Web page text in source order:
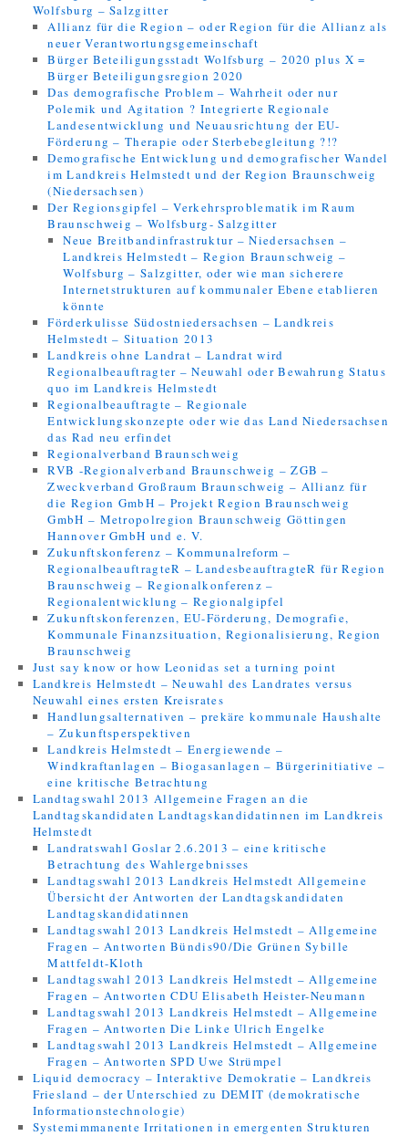
Wolfsburg – Salzgitter
Allianz für die Region – oder Region für die Allianz als
neuer Verantwortungsgemeinschaft
Bürger Beteiligungsstadt Wolfsburg – 2020 plus X =
Bürger Beteiligungsregion 2020
Das demografische Problem – Wahrheit oder nur
Polemik und Agitation ? Integrierte Regionale
Landesentwicklung und Neuausrichtung der EU-
Förderung – Therapie oder Sterbebegleitung ?!?
Demografische Entwicklung und demografischer Wandel
im Landkreis Helmstedt und der Region Braunschweig
(Niedersachsen)
Der Regionsgipfel – Verkehrsproblematik im Raum
Braunschweig – Wolfsburg- Salzgitter
Neue Breitbandinfrastruktur – Niedersachsen –
Landkreis Helmstedt – Region Braunschweig –
Wolfsburg – Salzgitter, oder wie man sicherere
Internetstrukturen auf kommunaler Ebene etablieren
könnte
Förderkulisse Südostniedersachsen – Landkreis
Helmstedt – Situation 2013
Landkreis ohne Landrat – Landrat wird
Regionalbeauftragter – Neuwahl oder Bewahrung Status
quo im Landkreis Helmstedt
Regionalbeauftragte – Regionale
Entwicklungskonzepte oder wie das Land Niedersachsen
das Rad neu erfindet
Regionalverband Braunschweig
RVB -Regionalverband Braunschweig – ZGB –
Zweckverband Großraum Braunschweig – Allianz für
die Region GmbH – Projekt Region Braunschweig
GmbH – Metropolregion Braunschweig Göttingen
Hannover GmbH und e. V.
Zukunftskonferenz – Kommunalreform –
RegionalbeauftragteR – LandesbeauftragteR für Region
Braunschweig – Regionalkonferenz –
Regionalentwicklung – Regionalgipfel
Zukunftskonferenzen, EU-Förderung, Demografie,
Kommunale Finanzsituation, Regionalisierung, Region
Braunschweig
Just say know or how Leonidas set a turning point
Landkreis Helmstedt – Neuwahl des Landrates versus
Neuwahl eines ersten Kreisrates
Handlungsalternativen – prekäre kommunale Haushalte
– Zukunftsperspektiven
Landkreis Helmstedt – Energiewende –
Windkraftanlagen – Biogasanlagen – Bürgerinitiative –
eine kritische Betrachtung
Landtagswahl 2013 Allgemeine Fragen an die
Landtagskandidaten Landtagskandidatinnen im Landkreis
Helmstedt
Landratswahl Goslar 2.6.2013 – eine kritische
Betrachtung des Wahlergebnisses
Landtagswahl 2013 Landkreis Helmstedt Allgemeine
Übersicht der Antworten der Landtagskandidaten
Landtagskandidatinnen
Landtagswahl 2013 Landkreis Helmstedt – Allgemeine
Fragen – Antworten Bündis90/Die Grünen Sybille
Mattfeldt-Kloth
Landtagswahl 2013 Landkreis Helmstedt – Allgemeine
Fragen – Antworten CDU Elisabeth Heister-Neumann
Landtagswahl 2013 Landkreis Helmstedt – Allgemeine
Fragen – Antworten Die Linke Ulrich Engelke
Landtagswahl 2013 Landkreis Helmstedt – Allgemeine
Fragen – Antworten SPD Uwe Strümpel
Liquid democracy – Interaktive Demokratie – Landkreis
Friesland – der Unterschied zu DEMIT (demokratische
Informationstechnologie)
Systemimmanente Irritationen in emergenten Strukturen